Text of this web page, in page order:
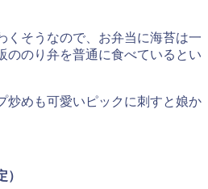
くそうなので、お弁当に海苔は一
ののり弁を普通に食べているとい
炒めも可愛いピックに刺すと娘か